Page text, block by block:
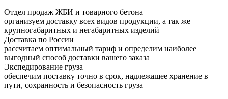
Отдел продаж ЖБИ и товарного бетона
организуем доставку всех видов продукции, а так же
крупногабаритных и негабаритных изделий
Доставка по России
рассчитаем оптимальный тариф и определим наиболее
выгодный способ доставки вашего заказа
Экспедирование груза
обеспечим поставку точно в срок, надлежащее хранение в
пути, сохранность и безопасность груза